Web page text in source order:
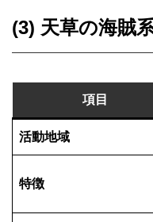
(3) 天草の海賊
項目
活動地域
特徴